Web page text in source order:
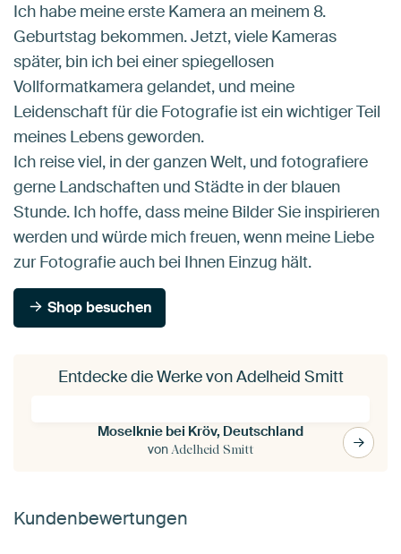
Ich habe meine erste Kamera an meinem 8.
Geburtstag bekommen. Jetzt, viele Kameras
später, bin ich bei einer spiegellosen
Vollformatkamera gelandet, und meine
Leidenschaft für die Fotografie ist ein wichtiger Teil
meines Lebens geworden.
Ich reise viel, in der ganzen Welt, und fotografiere
gerne Landschaften und Städte in der blauen
Stunde. Ich hoffe, dass meine Bilder Sie inspirieren
werden und würde mich freuen, wenn meine Liebe
zur Fotografie auch bei Ihnen Einzug hält.
Shop besuchen
Entdecke die Werke von Adelheid Smitt
Moselknie bei Kröv, Deutschland
von Adelheid Smitt
Kundenbewertungen